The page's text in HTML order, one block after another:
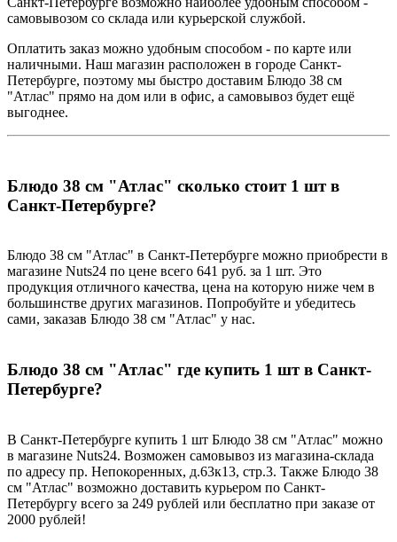
самовывозом со склада или курьерской службой.
Оплатить заказ можно удобным способом - по карте или
наличными. Наш магазин расположен в городе Санкт-
Петербурге, поэтому мы быстро доставим Блюдо 38 см
"Атлас" прямо на дом или в офис, а самовывоз будет ещё
выгоднее.
Блюдо 38 см "Атлас" сколько стоит 1 шт в
Санкт-Петербурге?
Блюдо 38 см "Атлас" в Санкт-Петербурге можно приобрести в
магазине Nuts24 по цене всего 641 руб. за 1 шт. Это
продукция отличного качества, цена на которую ниже чем в
большинстве других магазинов. Попробуйте и убедитесь
сами, заказав Блюдо 38 см "Атлас" у нас.
Блюдо 38 см "Атлас" где купить 1 шт в Санкт-
Петербурге?
В Санкт-Петербурге купить 1 шт Блюдо 38 см "Атлас" можно
в магазине Nuts24. Возможен самовывоз из магазина-склада
по адресу пр. Непокоренных, д.63к13, стр.3. Также Блюдо 38
см "Атлас" возможно доставить курьером по Санкт-
Петербургу всего за 249 рублей или бесплатно при заказе от
2000 рублей!